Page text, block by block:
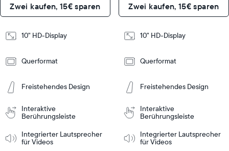
Zwei kaufen, 15€ sparen
10" HD-Display
Querformat
Freistehendes Design
Interaktive
Berührungsleiste
Integrierter Lautsprecher
für Videos
cm
Design
Tabletop
Tabletop
wall-
mount
Frame
Features
Weitere
Zwei kaufen, 15€ sparen
10" HD-Display
Querformat
Freistehendes Design
Interaktive
Berührungsleiste
Integrierter Lautsprecher
für Videos
cm
Design
Tabletop
Tabletop
Frame
Features
Einkaufswagen
Weitere